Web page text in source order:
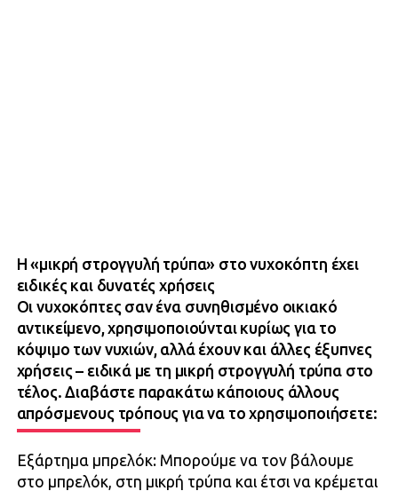
Η «μικρή στρογγυλή τρύπα» στο νυχοκόπτη έχει
ειδικές και δυνατές χρήσεις
Οι νυχοκόπτες σαν ένα συνηθισμένο οικιακό
αντικείμενο, χρησιμοποιούνται κυρίως για το
κόψιμο των νυχιών, αλλά έχουν και άλλες έξυπνες
χρήσεις – ειδικά με τη μικρή στρογγυλή τρύπα στο
τέλος. Διαβάστε παρακάτω κάποιους άλλους
απρόσμενους τρόπους για να το χρησιμοποιήσετε:
Εξάρτημα μπρελόκ: Μπορούμε να τον βάλουμε
στο μπρελόκ, στη μικρή τρύπα και έτσι να κρέμεται